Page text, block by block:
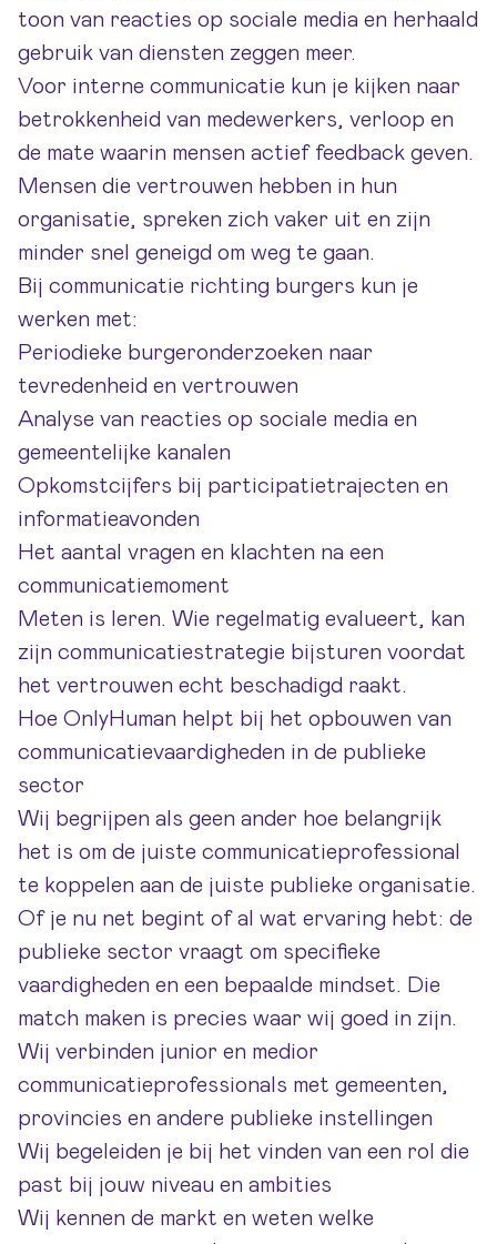
toon van reacties op sociale media en herhaald
gebruik van diensten zeggen meer.
Voor interne communicatie kun je kijken naar
betrokkenheid van medewerkers, verloop en
de mate waarin mensen actief feedback geven.
Mensen die vertrouwen hebben in hun
organisatie, spreken zich vaker uit en zijn
minder snel geneigd om weg te gaan.
Bij communicatie richting burgers kun je
werken met:
Periodieke burgeronderzoeken naar
tevredenheid en vertrouwen
Analyse van reacties op sociale media en
gemeentelijke kanalen
Opkomstcijfers bij participatietrajecten en
informatieavonden
Het aantal vragen en klachten na een
communicatiemoment
Meten is leren. Wie regelmatig evalueert, kan
zijn communicatiestrategie bijsturen voordat
het vertrouwen echt beschadigd raakt.
Hoe OnlyHuman helpt bij het opbouwen van
communicatievaardigheden in de publieke
sector
Wij begrijpen als geen ander hoe belangrijk
het is om de juiste communicatieprofessional
te koppelen aan de juiste publieke organisatie.
Of je nu net begint of al wat ervaring hebt: de
publieke sector vraagt om specifieke
vaardigheden en een bepaalde mindset. Die
match maken is precies waar wij goed in zijn.
Wij verbinden junior en medior
communicatieprofessionals met gemeenten,
provincies en andere publieke instellingen
Wij begeleiden je bij het vinden van een rol die
past bij jouw niveau en ambities
Wij kennen de markt en weten welke